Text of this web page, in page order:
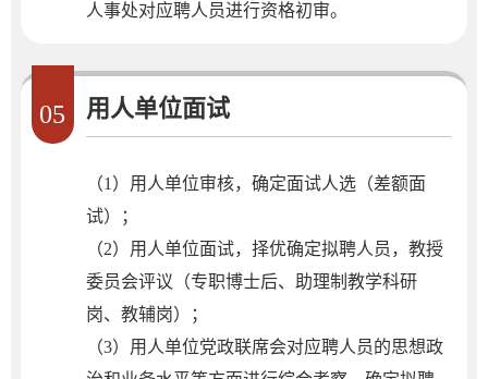
人事处对应聘人员进行资格初审。
05 用人单位面试
（1）用人单位审核，确定面试人选（差额面
试）；
（2）用人单位面试，择优确定拟聘人员，教授
委员会评议（专职博士后、助理制教学科研
岗、教辅岗）；
（3）用人单位党政联席会对应聘人员的思想政